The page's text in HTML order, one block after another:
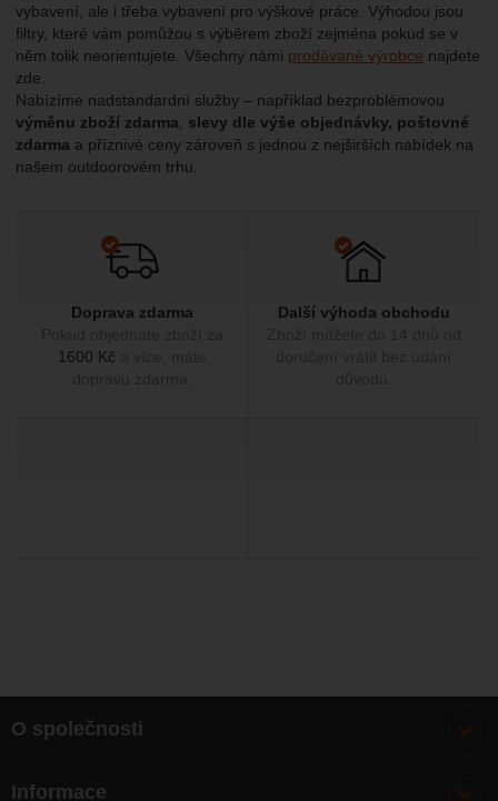
vybavení, ale i třeba vybavení pro výškové práce. Výhodou jsou
filtry, které vám pomůžou s výběrem zboží zejména pokud se v
něm tolik neorientujete. Všechny námi prodávané výrobce najdete
zde.
Nabízíme nadstandardní služby – například bezproblémovou
výměnu zboží zdarma
slevy dle výše objednávky, poštovné
zdarma a příznivé ceny zároveň s jednou z nejširších nabídek na
našem outdoorovém trhu.
Doprava zdarma
1600 Kč
Další výhoda obchodu
O společnosti
O nás
Informace